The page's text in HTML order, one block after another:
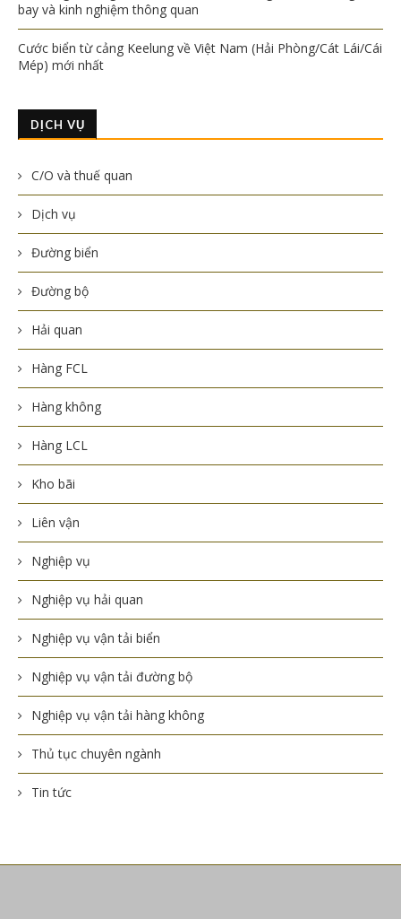
bay và kinh nghiệm thông quan
Cước biển từ cảng Keelung về Việt Nam (Hải Phòng/Cát Lái/Cái
Mép) mới nhất
DỊCH VỤ
C/O và thuế quan
Dịch vụ
Đường biển
Đường bộ
Hải quan
Hàng FCL
Hàng không
Hàng LCL
Kho bãi
Liên vận
Nghiệp vụ
Nghiệp vụ hải quan
Nghiệp vụ vận tải biển
Nghiệp vụ vận tải đường bộ
Nghiệp vụ vận tải hàng không
Thủ tục chuyên ngành
Tin tức